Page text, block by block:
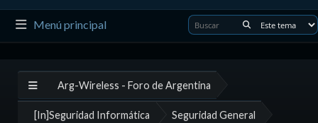
Menú principal
Arg-Wireless - Foro de Argentina
[In]Seguridad Informática Seguridad General